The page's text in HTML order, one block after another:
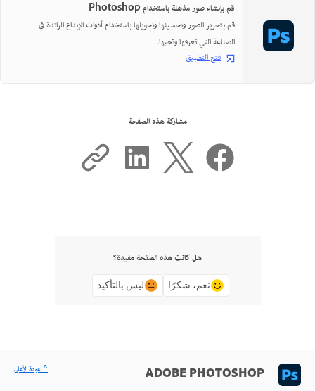
قم بإنشاء صور مذهلة باستخدام Photoshop
قم بتحرير الصور وتحسينها وتحويلها باستخدام أدوات الإبداع الرائدة في
الصناعة التي تعرفها وتحبها.
فتح التطبيق
مشاركة هذه الصفحة
هل كانت هذه الصفحة مفيدة؟
نعم، شكرًا ليس بالتأكيد
ADOBE PHOTOSHOP ^ عودة لأعلى